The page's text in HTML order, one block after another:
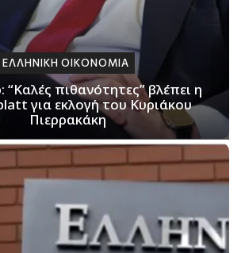
ΕΛΛΗΝΙΚΗ ΟΙΚΟΝΟΜΙΑ
“Καλές πιθανότητες” βλέπει η
για εκλογή του Κυριάκου
Πιερρακάκη